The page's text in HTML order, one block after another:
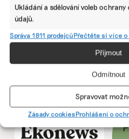
Ukládání a sdělování voleb ochrany
údajů.
Správa 1811 prodejcůPřečtěte si více
Příjmout
Odmítnout
Spravovat
Zásady cookiesProhlášení o
ODEBÍREJTE NÁŠ NEWSLETTER